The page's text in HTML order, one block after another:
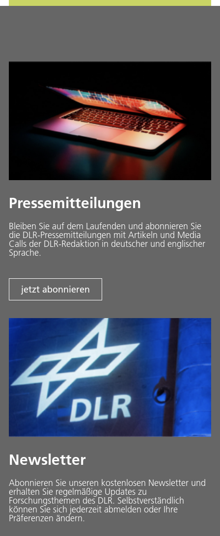
Pressemitteilungen
Bleiben Sie auf dem Laufenden und abonnieren Sie
die DLR-Pressemitteilungen mit Artikeln und Media
Calls der DLR-Redaktion in deutscher und englischer
Sprache.
jetzt abonnieren
Newsletter
Abonnieren Sie unseren kostenlosen Newsletter und
erhalten Sie regelmäßige Updates zu
Forschungsthemen des DLR. Selbstverständlich
können Sie sich jederzeit abmelden oder Ihre
Präferenzen ändern.